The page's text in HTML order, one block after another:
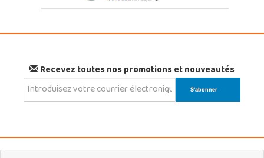
Recevez toutes nos promotions et nouveautés